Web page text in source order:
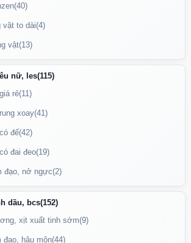
, phù hợp sử dụng trong phòng tắm hoặc
mỗi lần dùng.
(40)
vật to dài(4)
vật(13)
nữ, les(115)
rẻ(11)
xoay(41)
đế(42)
đai đeo(19)
đạo, nở ngực(2)
dầu, bcs(152)
xịt xuất tinh sớm(9)
đạo, hậu môn(44)